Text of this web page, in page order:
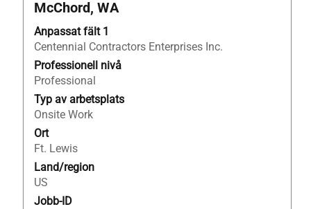
McChord, WA
Anpassat fält 1
Centennial Contractors Enterprises Inc.
Professionell nivå
Professional
Typ av arbetsplats
Onsite Work
Ort
Ft. Lewis
Land/region
US
Jobb-ID
blankstegstangenten
för
att
visa
allt
innehåll
jobbeskrivningen.